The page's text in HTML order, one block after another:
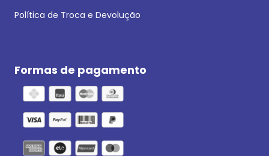
Política de Troca e Devolução
Formas de pagamento